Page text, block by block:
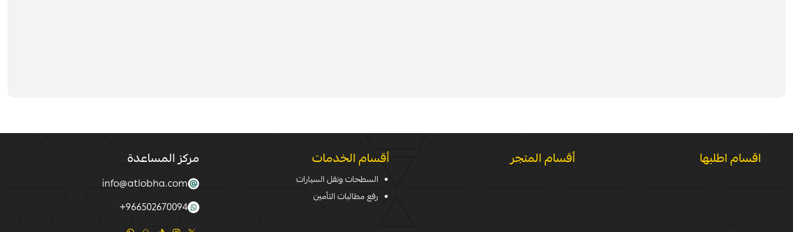
اقسام اطلبها أقسام المتجر أقسام الخدمات
السطحات ونقل السيارات
رفع مطالبات التأمين
مركز المساعدة
info@atlobha.com
966502670094
+